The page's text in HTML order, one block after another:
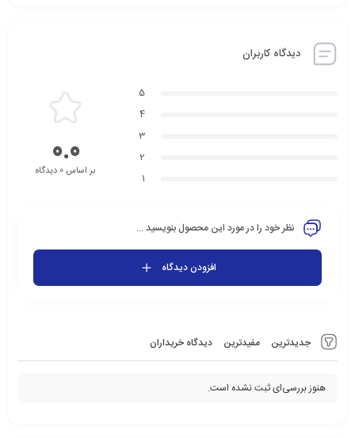
دیدگاه کاربران
جدیدترین مفیدترین دیدگاه خریداران
هنوز بررسی‌ای ثبت نشده است.
5
4
3
2
1
0.0بر اساس 0 دیدگاه
نظر خود را در مورد این محصول بنویسید ...
افزودن دیدگاه